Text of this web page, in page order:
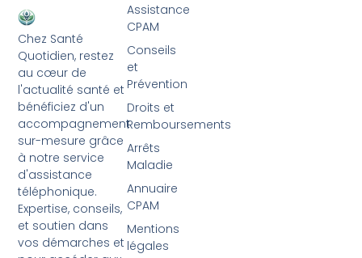
Chez Santé
Quotidien, restez
au cœur de
l'actualité santé et
bénéficiez d'un
accompagnement
sur-mesure grâce
à notre service
d'assistance
téléphonique.
Expertise, conseils,
et soutien dans
vos démarches et
Assistance
CPAM
Conseils
et
Prévention
Droits et
Remboursements
Arrêts
Maladie
Annuaire
CPAM
Mentions
légales